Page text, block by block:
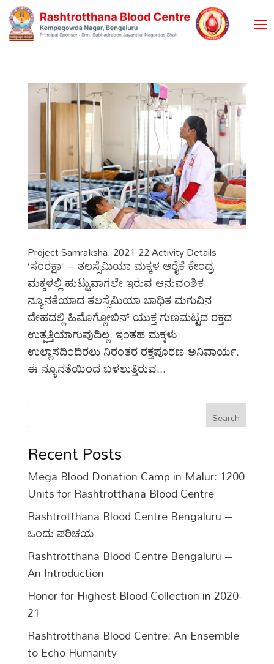
Project Samraksha: 2021-22 Activity Details
‘ಸಂರಕ್ಷಾ’ – ತಲಸ್ಸೆಮಿಯಾ ಮಕ್ಕಳ ಆರೈಕೆ ಕೇಂದ್ರ
ಮಕ್ಕಳಲ್ಲಿ ಹುಟ್ಟುವಾಗಲೇ ಇರುವ ಆನುವಂಶಿಕ
ನ್ಯೂನತೆಯಾದ ತಲಸ್ಸೆಮಿಯಾ ಬಾಧಿತ ಮಗುವಿನ
ದೇಹದಲ್ಲಿ ಹಿಮೊಗ್ಲೋಬಿನ್ ಯುಕ್ತ ಗುಣಮಟ್ಟದ ರಕ್ತದ
ಉತ್ಪತ್ತಿಯಾಗುವುದಿಲ್ಲ. ಇಂತಹ ಮಕ್ಕಳು
ಉಲ್ಲಾಸದಿಂದಿರಲು ನಿರಂತರ ರಕ್ತಪೂರಣ ಅನಿವಾರ್ಯ.
ಈ ನ್ಯೂನತೆಯಿಂದ ಬಳಲುತ್ತಿರುವ...
Search
Recent Posts
Mega Blood Donation Camp in Malur: 1200
Units for Rashtrotthana Blood Centre
Rashtrotthana Blood Centre Bengaluru –
ಒಂದು ಪರಿಚಯ
Rashtrotthana Blood Centre Bengaluru –
An Introduction
Honor for Highest Blood Collection in 2020-
21
Rashtrotthana Blood Centre: An Ensemble
to Echo Humanity